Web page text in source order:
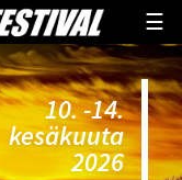
☰
10. -14.
kesäkuuta
2026